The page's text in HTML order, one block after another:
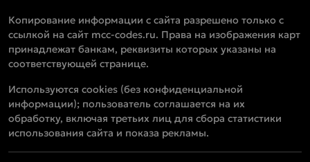
Копирование информации с сайта разрешено только с
ссылкой на сайт mcc-codes.ru. Права на изображения карт
принадлежат банкам, реквизиты которых указаны на
соответствующей странице.
Используются cookies (без конфиденциальной
информации); пользователь соглашается на их
обработку, включая третьих лиц для сбора статистики
использования сайта и показа рекламы.